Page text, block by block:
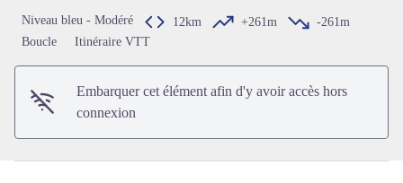
Niveau bleu - Modéré 12km +261m
-261m
Boucle
Itinéraire VTT
Embarquer cet élément afin d'y avoir accès hors
connexion